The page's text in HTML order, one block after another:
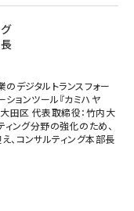
デジタルトランスフォー
ョンツール『カミハヤ
田区 代表取締役：竹内大
ング分野の強化のため、
、コンサルティング本部長